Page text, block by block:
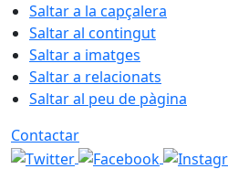
Saltar a la capçalera
Saltar al contingut
Saltar a imatges
Saltar a relacionats
Saltar al peu de pàgina
Contactar